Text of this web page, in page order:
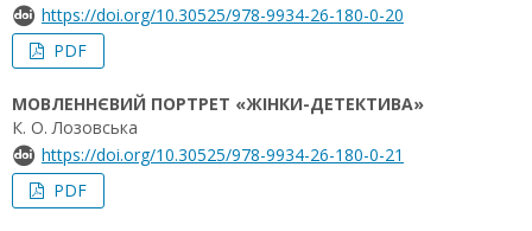
https://doi.org/10.30525/978-9934-26-180-0-20
PDF
МОВЛЕННЄВИЙ ПОРТРЕТ «ЖІНКИ-ДЕТЕКТИВА»
К. О. Лозовська
https://doi.org/10.30525/978-9934-26-180-0-21
PDF